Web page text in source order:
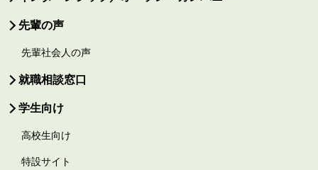
先輩の声
先輩社会人の声
就職相談窓口
学生向け
高校生向け
特設サイト